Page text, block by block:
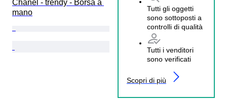
Tutti gli oggetti
sono sottoposti a
controlli di qualità
Tutti i venditori
sono verificati
Scopri di più
Chanel - trendy - Borsa a
mano